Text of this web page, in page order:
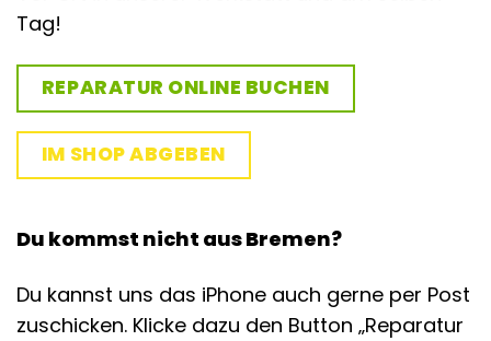
Tag!
REPARATUR ONLINE BUCHEN
IM SHOP ABGEBEN
Du kommst nicht aus Bremen?
Du kannst uns das iPhone auch gerne per Post
zuschicken. Klicke dazu den Button „Reparatur